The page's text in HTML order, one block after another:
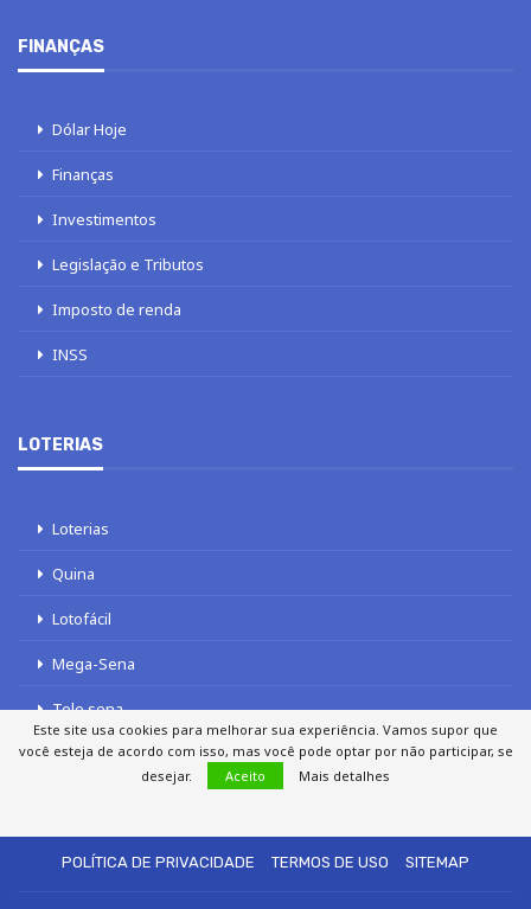
FINANÇAS
Dólar Hoje
Finanças
Investimentos
Legislação e Tributos
Imposto de renda
INSS
LOTERIAS
Loterias
Quina
Lotofácil
Mega-Sena
Tele sena
POLÍTICA DE PRIVACIDADE
TERMOS DE USO SITEMAP
Este site usa cookies para melhorar sua experiência. Vamos supor que
você esteja de acordo com isso, mas você pode optar por não participar, se
desejar.
Aceito Mais detalhes